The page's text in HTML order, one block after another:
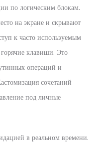
по логическим блокам.
на экране и скрывают
к часто используемым
горячие клавиши. Это
операций и
сочетаний
под личные
в реальном времени.